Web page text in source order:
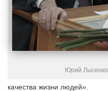
Юрий Лысенко
качества жизни людей».